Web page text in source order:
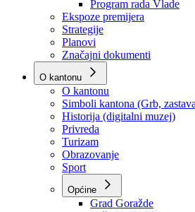
Vlada
Poslovnik
Program rada Vlade
Ekspoze premijera
Strategije
Planovi
Značajni dokumenti
O kantonu
O kantonu
Simboli kantona (Grb, zastava)
Historija (digitalni muzej)
Privreda
Turizam
Obrazovanje
Sport